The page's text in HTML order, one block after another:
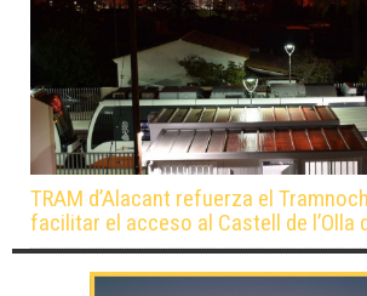
TRAM d’Alacant refuerza el
facilitar el acceso al Castell de l’Olla